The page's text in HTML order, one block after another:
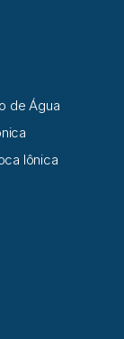
de Água
Iônica